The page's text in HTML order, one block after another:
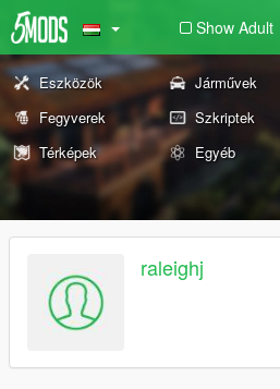
Show Adult
Eszközök Járművek
Fegyverek
Szkriptek
Térképek
Egyéb
raleighj